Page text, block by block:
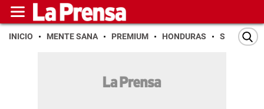
INICIO MENTE SANA PREMIUM HONDURAS SAN PEDRO